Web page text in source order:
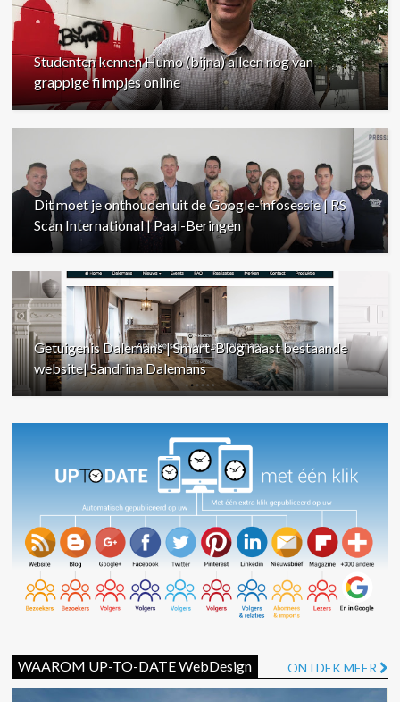
Studenten kennen Humo (bijna) alleen nog van
grappige filmpjes online
Dit moet je onthouden uit de Google-infosessie | RS
Scan International | Paal-Beringen
Getuigenis Dalemans | Smart-Blog naast bestaande
website| Sandrina Dalemans
WAAROM UP-TO-DATE WebDesign ONTDEK MEER